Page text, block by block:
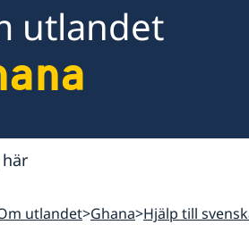
utlandet
utlandet Ghana Hjälp till